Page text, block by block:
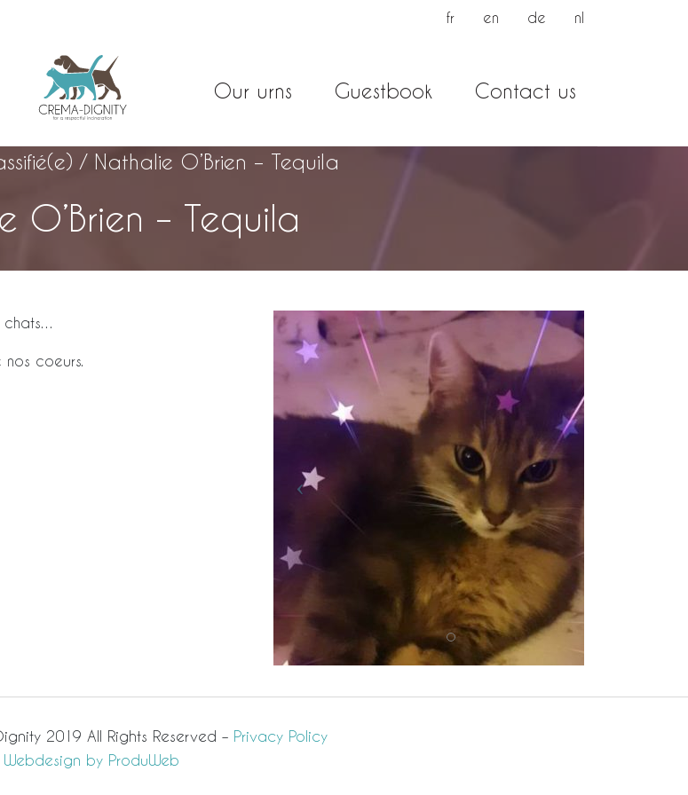
fr en de nl
Our urns Guestbook Contact us
/ Nathalie O’Brien – Tequila
O’Brien – Tequila
chats…
coeurs.
2019 All Rights Reserved – Privacy Policy
Webdesign by ProduWeb